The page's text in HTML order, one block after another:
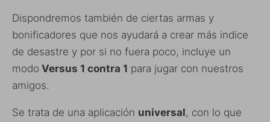
Dispondremos también de ciertas armas y
bonificadores que nos ayudará a crear más indice
de desastre y por si no fuera poco, incluye un
modo Versus 1 contra 1 para jugar con nuestros
amigos.
Se trata de una aplicación universal, con lo que